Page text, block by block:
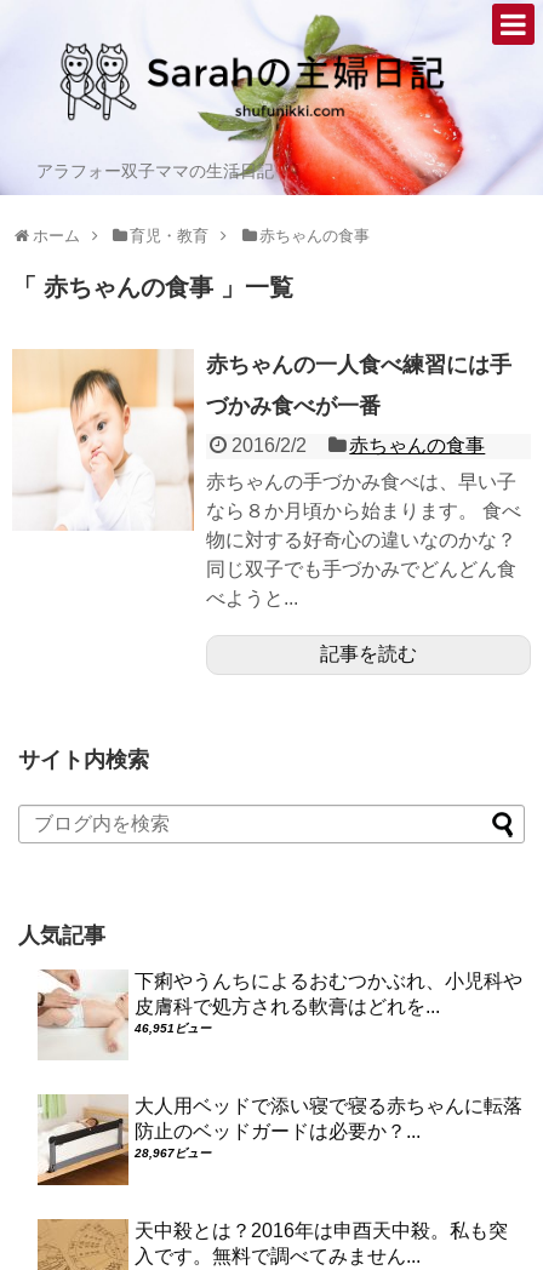
アラフォー双子ママの生活日記
ホーム 育児・教育 赤ちゃんの食事
「 赤ちゃんの食事 」一覧
赤ちゃんの一人食べ練習には手
づかみ食べが一番
2016/2/2
赤ちゃんの食事
赤ちゃんの手づかみ食べは、早い子
なら８か月頃から始まります。 食べ
物に対する好奇心の違いなのかな？
同じ双子でも手づかみでどんどん食
べようと...
記事を読む
サイト内検索
人気記事
下痢やうんちによるおむつかぶれ、小児科や
皮膚科で処方される軟膏はどれを...
46,951ビュー
大人用ベッドで添い寝で寝る赤ちゃんに転落
防止のベッドガードは必要か？...
28,967ビュー
天中殺とは？2016年は申酉天中殺。私も突
入です。無料で調べてみません...